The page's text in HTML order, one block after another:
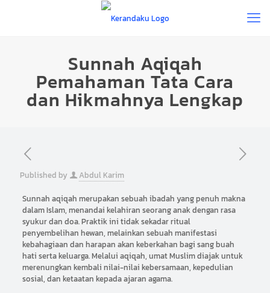
Sunnah Aqiqah
Pemahaman Tata Cara
dan Hikmahnya Lengkap
Published by Abdul Karim
Sunnah aqiqah merupakan sebuah ibadah yang penuh makna
dalam Islam, menandai kelahiran seorang anak dengan rasa
syukur dan doa. Praktik ini tidak sekadar ritual
penyembelihan hewan, melainkan sebuah manifestasi
kebahagiaan dan harapan akan keberkahan bagi sang buah
hati serta keluarga. Melalui aqiqah, umat Muslim diajak untuk
merenungkan kembali nilai-nilai kebersamaan, kepedulian
sosial, dan ketaatan kepada ajaran agama.